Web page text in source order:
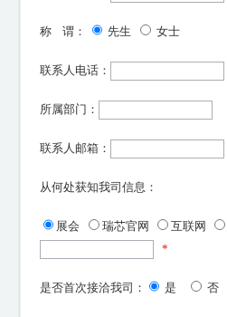
称 谓： 先生 女士
联系人电话：
所属部门：
联系人邮箱：
从何处获知我司信息：
展会 瑞芯官网 互联网
*
是否首次接洽我司： 是 否